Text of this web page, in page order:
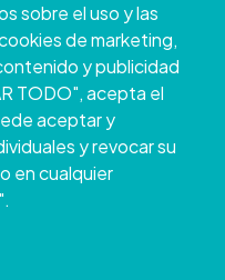
sobre el uso y las
de marketing,
y publicidad
TODO", acepta el
aceptar y
y revocar su
en cualquier
Provincial de
reservados